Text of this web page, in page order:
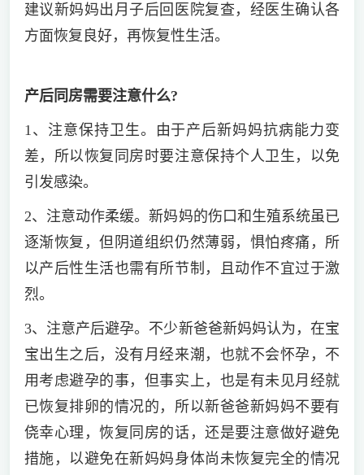
建议新妈妈出月子后回医院复查，经医生确认各
方面恢复良好，再恢复性生活。
产后同房需要注意什么?
1、注意保持卫生。由于产后新妈妈抗病能力变
差，所以恢复同房时要注意保持个人卫生，以免
引发感染。
2、注意动作柔缓。新妈妈的伤口和生殖系统虽已
逐渐恢复，但阴道组织仍然薄弱，惧怕疼痛，所
以产后性生活也需有所节制，且动作不宜过于激
烈。
3、注意产后避孕。不少新爸爸新妈妈认为，在宝
宝出生之后，没有月经来潮，也就不会怀孕，不
用考虑避孕的事，但事实上，也是有未见月经就
已恢复排卵的情况的，所以新爸爸新妈妈不要有
侥幸心理，恢复同房的话，还是要注意做好避免
措施，以避免在新妈妈身体尚未恢复完全的情况